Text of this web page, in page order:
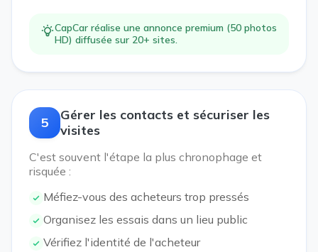
CapCar réalise une annonce premium (50 photos
HD) diffusée sur 20+ sites.
5
Gérer les contacts et sécuriser les
visites
C'est souvent l'étape la plus chronophage et
risquée :
Méfiez-vous des acheteurs trop pressés
Organisez les essais dans un lieu public
Vérifiez l'identité de l'acheteur